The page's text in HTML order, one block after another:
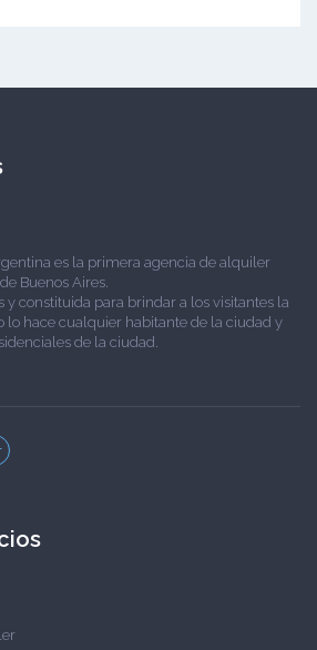
es la primera agencia de alquiler
Buenos Aires.
y constituida para brindar a los visitantes la
lo hace cualquier habitante de la ciudad y
de la ciudad.